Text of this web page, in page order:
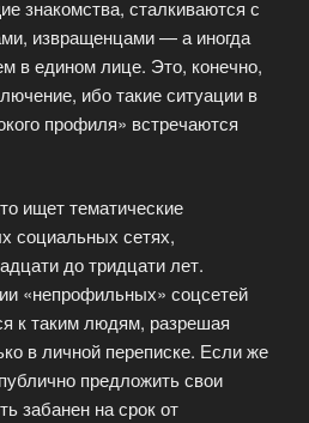
знакомства, сталкиваются с
извращенцами — а иногда
в едином лице. Это, конечно,
ибо такие ситуации в
профиля» встречаются
ищет тематические
социальных сетях,
до тридцати лет.
«непрофильных» соцсетей
к таким людям, разрешая
в личной переписке. Если же
предложить свои
забанен на срок от